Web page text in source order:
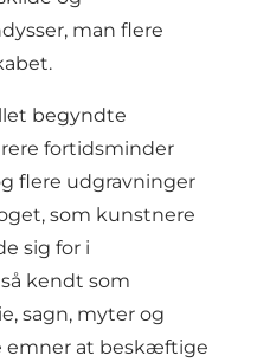
man flere
begyndte
fortidsminder
flere udgravninger
som kunstnere
sig for i
kendt som
sagn, myter og
at beskæftige